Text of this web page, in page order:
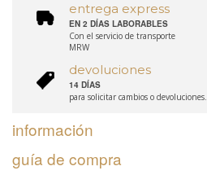
entrega express
EN 2 DÍAS LABORABLES
Con el servicio de transporte
MRW
devoluciones
14 DÍAS
para solicitar cambios o devoluciones.
información
guía de compra